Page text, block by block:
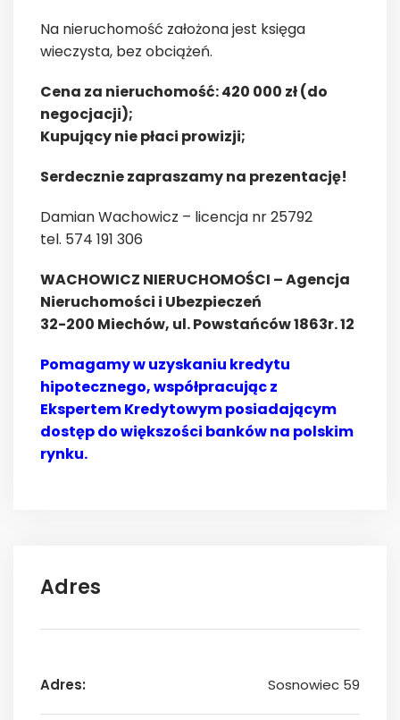
Na nieruchomość założona jest księga
wieczysta, bez obciążeń.
Cena za nieruchomość: 420 000 zł (do
negocjacji);
Kupujący nie płaci prowizji;
Serdecznie zapraszamy na prezentację!
Damian Wachowicz – licencja nr 25792
tel. 574 191 306
WACHOWICZ NIERUCHOMOŚCI – Agencja
Nieruchomości i Ubezpieczeń
32-200 Miechów, ul. Powstańców 1863r. 12
Pomagamy w uzyskaniu kredytu
hipotecznego, współpracując z
Ekspertem Kredytowym posiadającym
dostęp do większości banków na polskim
rynku.
Adres
Adres: Sosnowiec 59